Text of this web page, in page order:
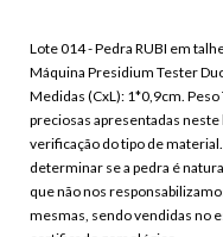
Lote 014 - Pedra RUBI em
Máquina Presidium Tester
Medidas (CxL): 1*0,9cm.
preciosas apresentadas
verificação do tipo de
determinar se a pedra é
que não nos
mesmas, sendo vendidas no